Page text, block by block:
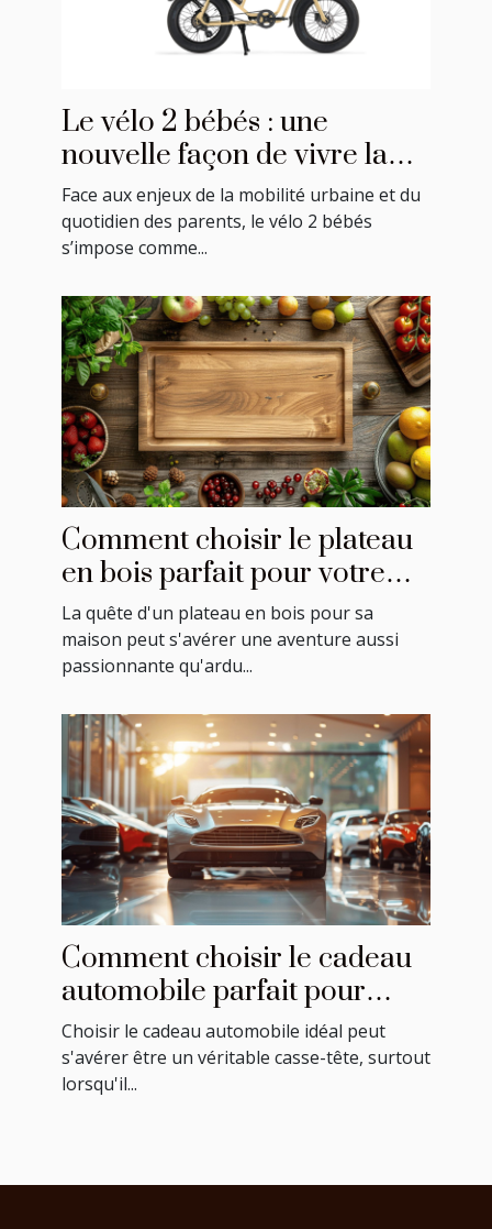
Le vélo 2 bébés : une
nouvelle façon de vivre la
mobilité en famille
Face aux enjeux de la mobilité urbaine et du
quotidien des parents, le vélo 2 bébés
s’impose comme...
Comment choisir le plateau
en bois parfait pour votre
maison
La quête d'un plateau en bois pour sa
maison peut s'avérer une aventure aussi
passionnante qu'ardu...
Comment choisir le cadeau
automobile parfait pour
chaque occasion
Choisir le cadeau automobile idéal peut
s'avérer être un véritable casse-tête, surtout
lorsqu'il...